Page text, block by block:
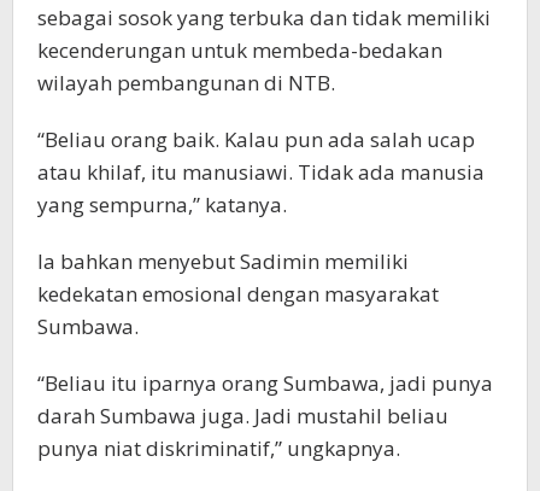
sebagai sosok yang terbuka dan tidak memiliki
kecenderungan untuk membeda-bedakan
wilayah pembangunan di NTB.
“Beliau orang baik. Kalau pun ada salah ucap
atau khilaf, itu manusiawi. Tidak ada manusia
yang sempurna,” katanya.
Ia bahkan menyebut Sadimin memiliki
kedekatan emosional dengan masyarakat
Sumbawa.
“Beliau itu iparnya orang Sumbawa, jadi punya
darah Sumbawa juga. Jadi mustahil beliau
punya niat diskriminatif,” ungkapnya.